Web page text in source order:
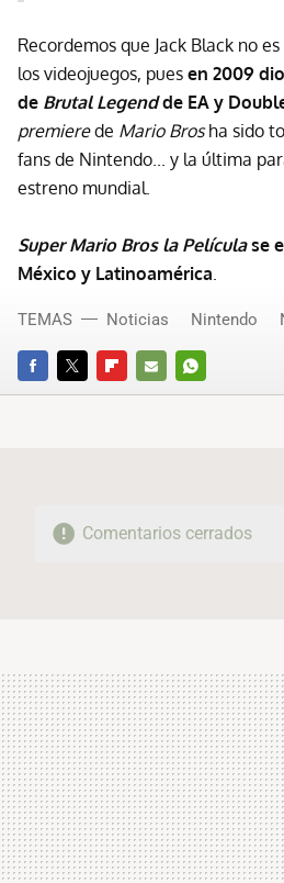
Recordemos que Jack Black no
los videojuegos, pues en 2009
de Brutal Legendde EA y
premierede Mario Brosha sido
fans de Nintendo... y la última
estreno mundial.
Super Mario Bros la Películase
México y Latinoamérica
FACEBOOKTWITTERFLIPBOARD
E-
WHATSAPP
TEMAS Noticias Nintendo
Comentarios cerrados